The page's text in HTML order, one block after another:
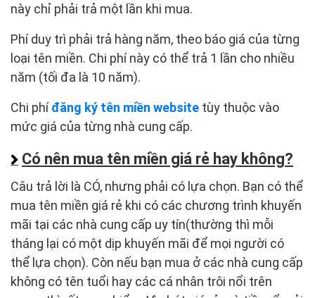
này chỉ phải trả một lần khi mua.
Phí duy trì phải trả hàng năm, theo báo giá của từng
loại tên miền. Chi phí này có thể trả 1 lần cho nhiều
năm (tối đa là 10 năm).
Chi phíđăng ký tên miền website tùy thuộc vào
mức giá của từng nhà cung cấp.
Có nên mua tên miền giá rẻ hay không?
Câu trả lời là CÓ, nhưng phải có lựa chọn. Bạn có thể
mua tên miền giá rẻ khi có các chương trình khuyến
mãi tại các nhà cung cấp uy tín(thường thì mỗi
tháng lại có một dịp khuyến mãi để mọi người có
thể lựa chọn). Còn nếu bạn mua ở các nhà cung cấp
không có tên tuổi hay các cá nhân trôi nổi trên